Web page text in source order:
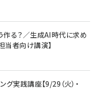
をもっと見る
いケーブル 240W 結束バン
シリコン素材採用 iPhone
iPad Pro MacBook
ミッドナイトブラック)
募〆切! 黒ラベルビヤセラー
作る？／生成AI時代に求め
当者向け講演】
実践講座【9/29（火）・